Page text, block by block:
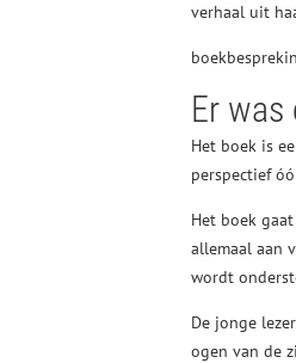
verhaal uit
Er was
Het boek is
perspectief
Het boek
allemaal aan
wordt
De jonge
ogen van de